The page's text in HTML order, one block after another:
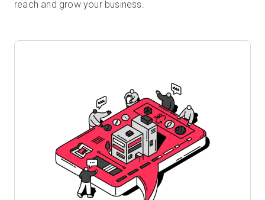
reach and grow your business.